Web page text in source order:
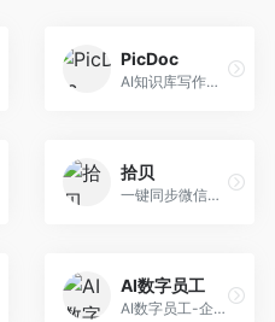
PicDoc
AI知识库写作助手和可视化输出工具
拾贝
一键同步微信读书所有笔记和划线，并在新标签页回顾
AI数字员工
AI数字员工-企业版